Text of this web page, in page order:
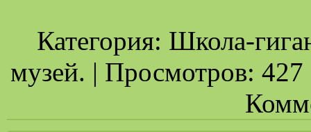
Категория: Школа-
музей. | Просмотров: